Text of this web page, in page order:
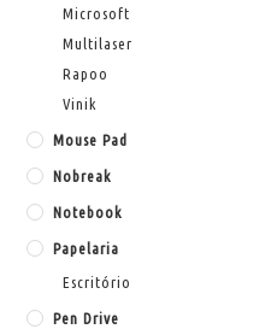
Microsoft
Multilaser
Rapoo
Vinik
Mouse Pad
Nobreak
Notebook
Papelaria
Escritório
Pen Drive